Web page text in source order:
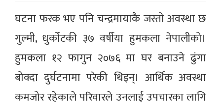
घटना फरक भए पनि चन्द्रमायाकै जस्तो अवस्था छ
गुल्मी, धुर्कोटकी ३७ वर्षीया हुमकला नेपालीको।
हुमकला १२ फागुन २०७६ मा घर बनाउने ढुंगा
बोक्दा दुर्घटनामा परेकी थिइन्। आर्थिक अवस्था
कमजोर रहेकाले परिवारले उनलाई उपचारका लागि